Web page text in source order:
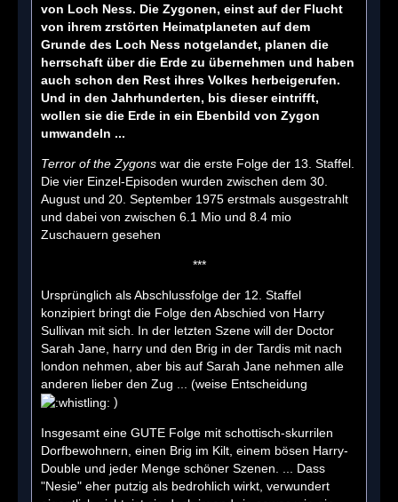
von Loch Ness. Die Zygonen, einst auf der Flucht
von ihrem zrstörten Heimatplaneten auf dem
Grunde des Loch Ness notgelandet, planen die
herrschaft über die Erde zu übernehmen und haben
auch schon den Rest ihres Volkes herbeigerufen.
Und in den Jahrhunderten, bis dieser eintrifft,
wollen sie die Erde in ein Ebenbild von Zygon
umwandeln ...
Terror of the Zygons war die erste Folge der 13. Staffel.
Die vier Einzel-Episoden wurden zwischen dem 30.
August und 20. September 1975 erstmals ausgestrahlt
und dabei von zwischen 6.1 Mio und 8.4 mio
Zuschauern gesehen
***
Ursprünglich als Abschlussfolge der 12. Staffel
konzipiert bringt die Folge den Abschied von Harry
Sullivan mit sich. In der letzten Szene will der Doctor
Sarah Jane, harry und den Brig in der Tardis mit nach
london nehmen, aber bis auf Sarah Jane nehmen alle
anderen lieber den Zug ... (weise Entscheidung
)
Insgesamt eine GUTE Folge mit schottisch-skurrilen
Dorfbewohnern, einen Brig im Kilt, einem bösen Harry-
Double und jeder Menge schöner Szenen. ... Dass
"Nesie" eher putzig als bedrohlich wirkt, verwundert